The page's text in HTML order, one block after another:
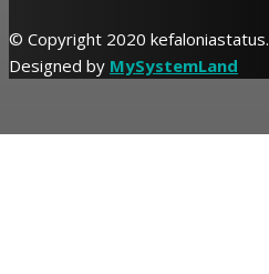
© Copyright 2020
Designed by MySystemLand